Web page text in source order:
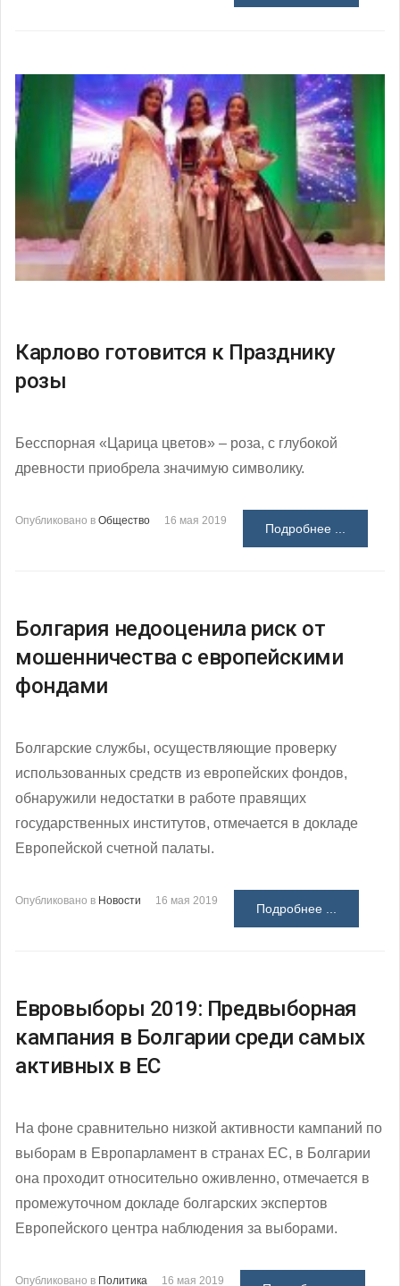
Карлово готовится к Празднику
розы
Бесспорная «Царица цветов» – роза, с глубокой
древности приобрела значимую символику.
Опубликовано в Общество 16 мая 2019
Подробнее ...
Болгария недооценила риск от
мошенничества с европейскими
фондами
Болгарские службы, осуществляющие проверку
использованных средств из европейских фондов,
обнаружили недостатки в работе правящих
государственных институтов, отмечается в докладе
Европейской счетной палаты.
Опубликовано в Новости 16 мая 2019
Подробнее ...
Евровыборы 2019: Предвыборная
кампания в Болгарии среди самых
активных в ЕС
На фоне сравнительно низкой активности кампаний по
выборам в Европарламент в странах ЕС, в Болгарии
она проходит относительно оживленно, отмечается в
промежуточном докладе болгарских экспертов
Европейского центра наблюдения за выборами.
Опубликовано в Политика 16 мая 2019